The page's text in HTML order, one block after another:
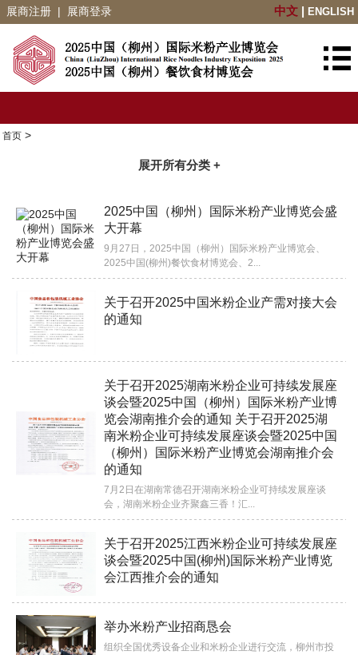
展商注册 | 展商登录 中文 ENGLISH
首页 >
展开所有分类 +
2025中国（柳州）国际米粉产业博览会盛
大开幕
9月27日，2025中国（柳州）国际米粉产业博览会、
2025中国(柳州)餐饮食材博览会、2...
关于召开2025中国米粉企业产需对接大会
的通知
关于召开2025湖南米粉企业可持续发展座
谈会暨2025中国（柳州）国际米粉产业博
览会湖南推介会的通知 关于召开2025湖
南米粉企业可持续发展座谈会暨2025中国
（柳州）国际米粉产业博览会湖南推介会
的通知
7月2日在湖南常德召开湖南米粉企业可持续发展座谈
会，湖南米粉企业齐聚鑫三香！汇...
关于召开2025江西米粉企业可持续发展座
谈会暨2025中国(柳州)国际米粉产业博览
会江西推介会的通知
举办米粉产业招商恳会
组织全国优秀设备企业和米粉企业进行交流，柳州市投